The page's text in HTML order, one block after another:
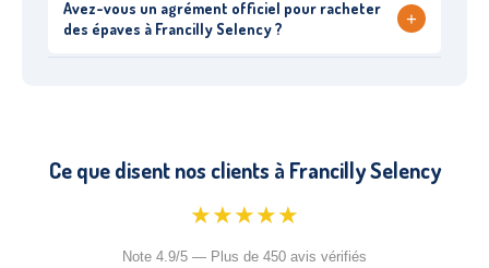
Avez-vous un agrément officiel pour racheter
des épaves à Francilly Selency ?
+
Ce que disent nos clients à Francilly Selency
★★★★★
Note 4.9/5 — Plus de 450 avis vérifiés